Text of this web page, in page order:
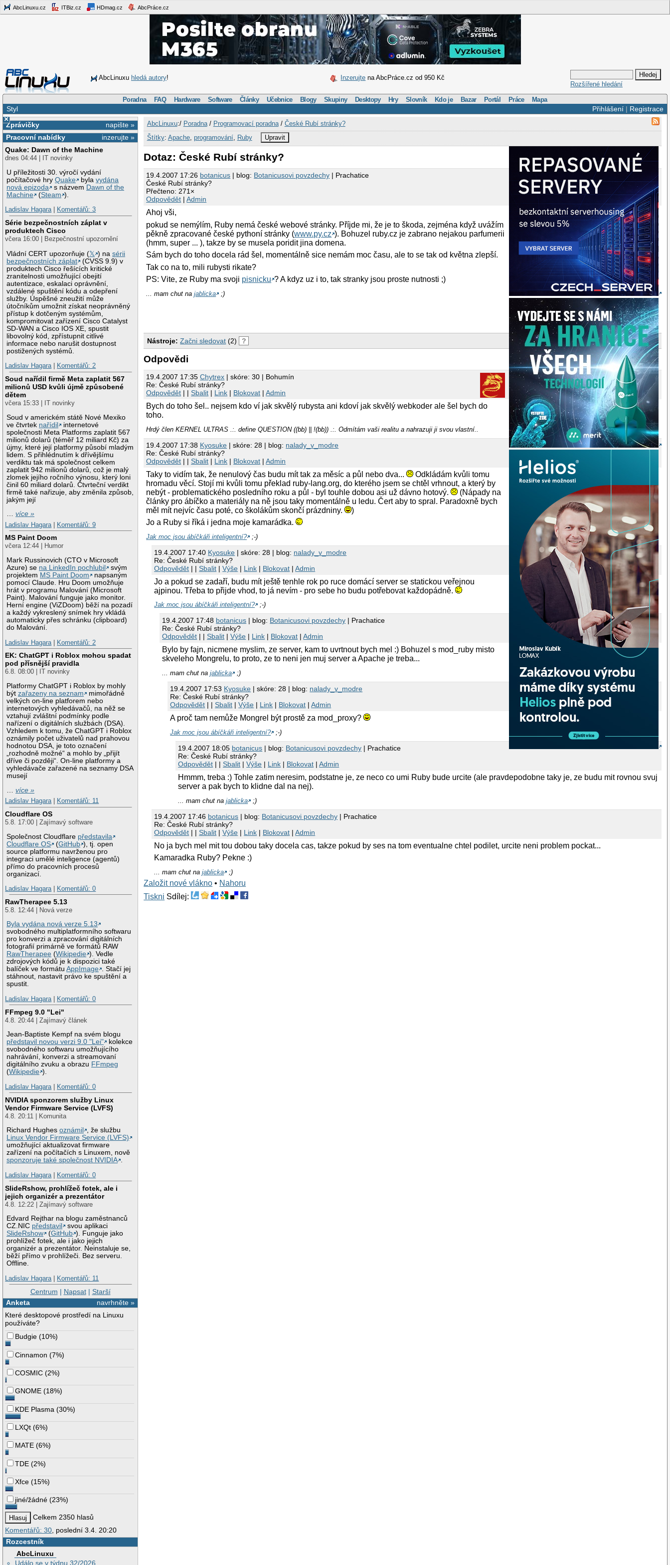
AbcLinuxu.cz ITBiz.cz HDmag.cz AbcPráce.cz
AbcLinuxu hledá autory! Inzerujte na AbcPráce.cz od 950 Kč
Rozšířené hledání
Poradna FAQ Hardware Software Články Učebnice Blogy Skupiny Desktopy Hry Slovník Kdo je Bazar Portál Práce Mapa
Přihlášení| Registrace
Styl
×
napište »
Zprávičky
inzerujte »
Pracovní nabídky
Quake: Dawn of the Machine
dnes 04:44 | IT novinky
U příležitosti 30. výročí vydání
počítačové hryQuake bylavydána
nová epizoda
s názvem Dawn of the
Machine
(Steam ).
Ladislav Hagara| Komentářů: 3
Série bezpečnostních záplat v
produktech Cisco
včera 16:00 | Bezpečnostní upozornění
Vládní CERT upozorňuje (𝕏 ) nasérii
bezpečnostních záplat
(CVSS 9.9) v
produktech Cisco řešících kritické
zranitelnosti umožňující obejití
autentizace, eskalaci oprávnění,
vzdálené spuštění kódu a odepření
služby. Úspěšné zneužití může
útočníkům umožnit získat neoprávněný
přístup k dotčeným systémům,
kompromitovat zařízení Cisco Catalyst
SD-WAN a Cisco IOS XE, spustit
libovolný kód, zpřístupnit citlivé
informace nebo narušit dostupnost
postižených systémů.
Ladislav Hagara| Komentářů: 2
Soud nařídil firmě Meta zaplatit 567
milionů USD kvůli újmě způsobené
dětem
včera 15:33 | IT novinky
Soud v americkém státě Nové Mexiko
ve čtvrtek nařídil
internetové
společnosti Meta Platforms zaplatit 567
milionů dolarů (téměř 12 miliard Kč) za
újmy, které její platformy působí mladým
lidem. S přihlédnutím k dřívějšímu
verdiktu tak má společnost celkem
zaplatit 942 milionů dolarů, což je malý
zlomek jejího ročního výnosu, který loni
činil 60 miliard dolarů. Čtvrteční verdikt
firmě také nařizuje, aby změnila způsob,
jakým její
…více »
Ladislav Hagara
Komentářů: 9
MS Paint Doom
včera 12:44 | Humor
Mark Russinovich (CTO v Microsoft
Azure) se na LinkedIn pochlubil
svým
projektem MS Paint Doom
napsaným
pomocí Claude. Hru Doom umožňuje
hrát v programu Malování (Microsoft
Paint). Malování funguje jako monitor.
Herní engine (ViZDoom) běží na pozadí
a každý vykreslený snímek hry vkládá
automaticky přes schránku (clipboard)
do Malování.
Ladislav Hagara
Komentářů: 2
EK: ChatGPT i Roblox mohou spadat
pod přísnější pravidla
6.8. 08:00 | IT novinky
Platformy ChatGPT i Roblox by mohly
býtzařazeny na seznam
mimořádně
velkých on-line platforem nebo
internetových vyhledávačů, na něž se
vztahují zvláštní podmínky podle
nařízení o digitálních službách (DSA).
Vzhledem k tomu, že ChatGPT i Roblox
oznámily počet uživatelů nad prahovou
hodnotou DSA, je toto označení
„rozhodně možné“ a mohlo by „přijít
dříve či později“. On-line platformy a
vyhledávače zařazené na seznamy DSA
musejí
…více »
Ladislav Hagara| Komentářů: 11
Cloudflare OS
5.8. 17:00 | Zajímavý software
Společnost Cloudflare představila
Cloudflare OS
(GitHub ), tj. open
source platformu navrženou pro
integraci umělé inteligence (agentů)
přímo do pracovních procesů
organizací.
Ladislav Hagara| Komentářů: 0
RawTherapee 5.13
5.8. 12:44 | Nová verze
Byla vydána nová verze 5.13
svobodného multiplatformního softwaru
pro konverzi a zpracování digitálních
fotografií primárně ve formátů RAW
RawTherapee (Wikipedie ). Vedle
zdrojových kódů je k dispozici také
balíček ve formátuAppImage . Stačí jej
stáhnout, nastavit právo ke spuštění a
spustit.
Ladislav Hagara| Komentářů: 0
FFmpeg 9.0 "Lei"
4.8. 20:44 | Zajímavý článek
Jean-Baptiste Kempf na svém blogu
představil novou verzi 9.0 "Lei"
kolekce
svobodného softwaru umožňujícího
nahrávání, konverzi a streamovaní
digitálního zvuku a obrazu FFmpeg
(Wikipedie ).
Ladislav Hagara| Komentářů: 0
NVIDIA sponzorem služby Linux
Vendor Firmware Service (LVFS)
4.8. 20:11 | Komunita
Richard Hughesoznámil
, že službu
Linux Vendor Firmware Service (LVFS)
umožňující aktualizovat firmware
zařízení na počítačích s Linuxem, nově
sponzoruje také společnost NVIDIA .
Ladislav Hagara| Komentářů: 0
SlideRshow, prohlížeč fotek, ale i
jejich organizér a prezentátor
4.8. 12:22 | Zajímavý software
Edvard Rejthar na blogu zaměstnanců
CZ.NIC představil
svou aplikaci
SlideRshow
(GitHub ). Funguje jako
prohlížeč fotek, ale i jako jejich
organizér a prezentátor. Neinstaluje se,
běží přímo v prohlížeči. Bez serveru.
Offline.
Ladislav Hagara| Komentářů: 11
Centrum | Napsat| Starší
navrhněte »
Anketa
Které desktopové prostředí na Linuxu
používáte?
Budgie (10%)
Cinnamon (7%)
COSMIC (2%)
GNOME (18%)
KDE Plasma (30%)
LXQt (6%)
MATE (6%)
TDE (2%)
Xfce (15%)
jiné/žádné (23%)
Celkem 2350 hlasů
Komentářů: 30 , poslední 3.4. 20:20
Rozcestník
AbcLinuxu
Událo se v týdnu 32/2026
AbcLinuxu:/ Poradna/ Programovací poradna/ České Rubí stránky?
Štítky: Apache, programování, Ruby Upravit
Dotaz: České Rubí stránky?
19.4.2007 17:26 botanicus | blog: Botanicusovi povzdechy | Prachatice
České Rubí stránky?
Přečteno: 271×
Odpovědět |Admin
Ahoj vši,
pokud se nemýlím, Ruby nemá české webové stránky. Příjde mi, že je to škoda, zejména když uvážím
pěkně zpracované české pythoní stránky (www.py.cz ). Bohuzel ruby.cz je zabrano nejakou parfumerii
(hmm, super ... ), takze by se musela poridit jina domena.
Sám bych do toho docela rád šel, momentálně sice nemám moc času, ale to se tak od května zlepší.
Tak co na to, mili rubysti rikate?
PS: Vite, ze Ruby ma svoji pisnicku ? A kdyz uz i to, tak stranky jsou proste nutnosti ;)
... mam chut najablicka ;)
Nástroje: Začni sledovat (2) ?
Odpovědi
19.4.2007 17:35Chytrex | skóre: 30 | Bohumín
Re: České Rubí stránky?
Odpovědět | |Sbalit | Link | Blokovat |Admin
Bych do toho šel.. nejsem kdo ví jak skvělý rubysta ani kdoví jak skvělý webkoder ale šel bych do
toho.
Hrdý člen KERNEL ULTRAS .:. define QUESTION ((bb) || !(bb)) .:. Odmítám vaši realitu a nahrazuji ji svou vlastní..
19.4.2007 17:38 Kyosuke | skóre: 28 | blog: nalady_v_modre
Re: České Rubí stránky?
Odpovědět | |Sbalit | Link | Blokovat |Admin
Taky to vidím tak, že nenulový čas budu mít tak za měsíc a půl nebo dva...
Odkládám kvůli tomu
hromadu věcí. Stojí mi kvůli tomu překlad ruby-lang.org, do kterého jsem se chtěl vrhnout, a který by
nebýt - problematického posledního roku a půl - byl touhle dobou asi už dávno hotový.
(Nápady na
články pro ábíčko a materiály na ně jsou taky momentálně u ledu. Čert aby to spral. Paradoxně bych
měl mít nejvíc času poté, co školákům skončí prázdniny.
)
Jo a Ruby si říká i jedna moje kamarádka.
Jak moc jsou ábíčkáři inteligentní? ;-)
19.4.2007 17:40 Kyosuke | skóre: 28 | blog: nalady_v_modre
Re: České Rubí stránky?
Odpovědět | |Sbalit |Výše | Link | Blokovat |Admin
Jo a pokud se zadaří, budu mít ještě tenhle rok po ruce domácí server se statickou veřejnou
ajpinou. Třeba to přijde vhod, to já nevím - pro sebe ho budu potřebovat každopádně.
Jak moc jsou ábíčkáři inteligentní? ;-)
19.4.2007 17:48 botanicus | blog: Botanicusovi povzdechy | Prachatice
Re: České Rubí stránky?
Odpovědět | |Sbalit |Výše | Link | Blokovat |Admin
Bylo by fajn, nicmene myslim, ze server, kam to uvrtnout bych mel :) Bohuzel s mod_ruby misto
skveleho Mongrelu, to proto, ze to neni jen muj server a Apache je treba...
... mam chut najablicka ;)
19.4.2007 17:53 Kyosuke | skóre: 28 | blog: nalady_v_modre
Re: České Rubí stránky?
Odpovědět | |Sbalit |Výše | Link | Blokovat |Admin
A proč tam nemůže Mongrel být prostě za mod_proxy?
Jak moc jsou ábíčkáři inteligentní? ;-)
19.4.2007 18:05 botanicus | blog: Botanicusovi povzdechy | Prachatice
Re: České Rubí stránky?
Odpovědět | |Sbalit |Výše | Link | Blokovat |Admin
Hmmm, treba :) Tohle zatim neresim, podstatne je, ze neco co umi Ruby bude urcite (ale pravdepodobne taky je, ze budu mit rovnou svuj
server a pak bych to klidne dal na nej).
... mam chut najablicka ;)
19.4.2007 17:46 botanicus | blog: Botanicusovi povzdechy | Prachatice
Re: České Rubí stránky?
Odpovědět | |Sbalit |Výše | Link | Blokovat |Admin
No ja bych mel mit tou dobou taky docela cas, takze pokud by ses na tom eventualne chtel podilet, urcite neni problem pockat...
Kamaradka Ruby? Pekne :)
... mam chut najablicka ;)
Založit nové vlákno • Nahoru
Tiskni Sdílej: